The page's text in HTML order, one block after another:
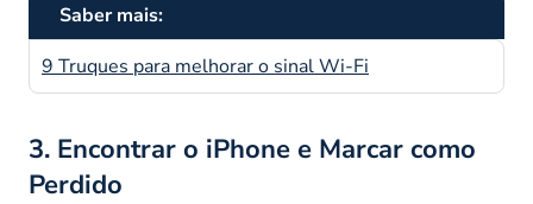
Saber mais:
9 Truques para melhorar o sinal Wi-Fi
3. Encontrar o iPhone e Marcar como
Perdido